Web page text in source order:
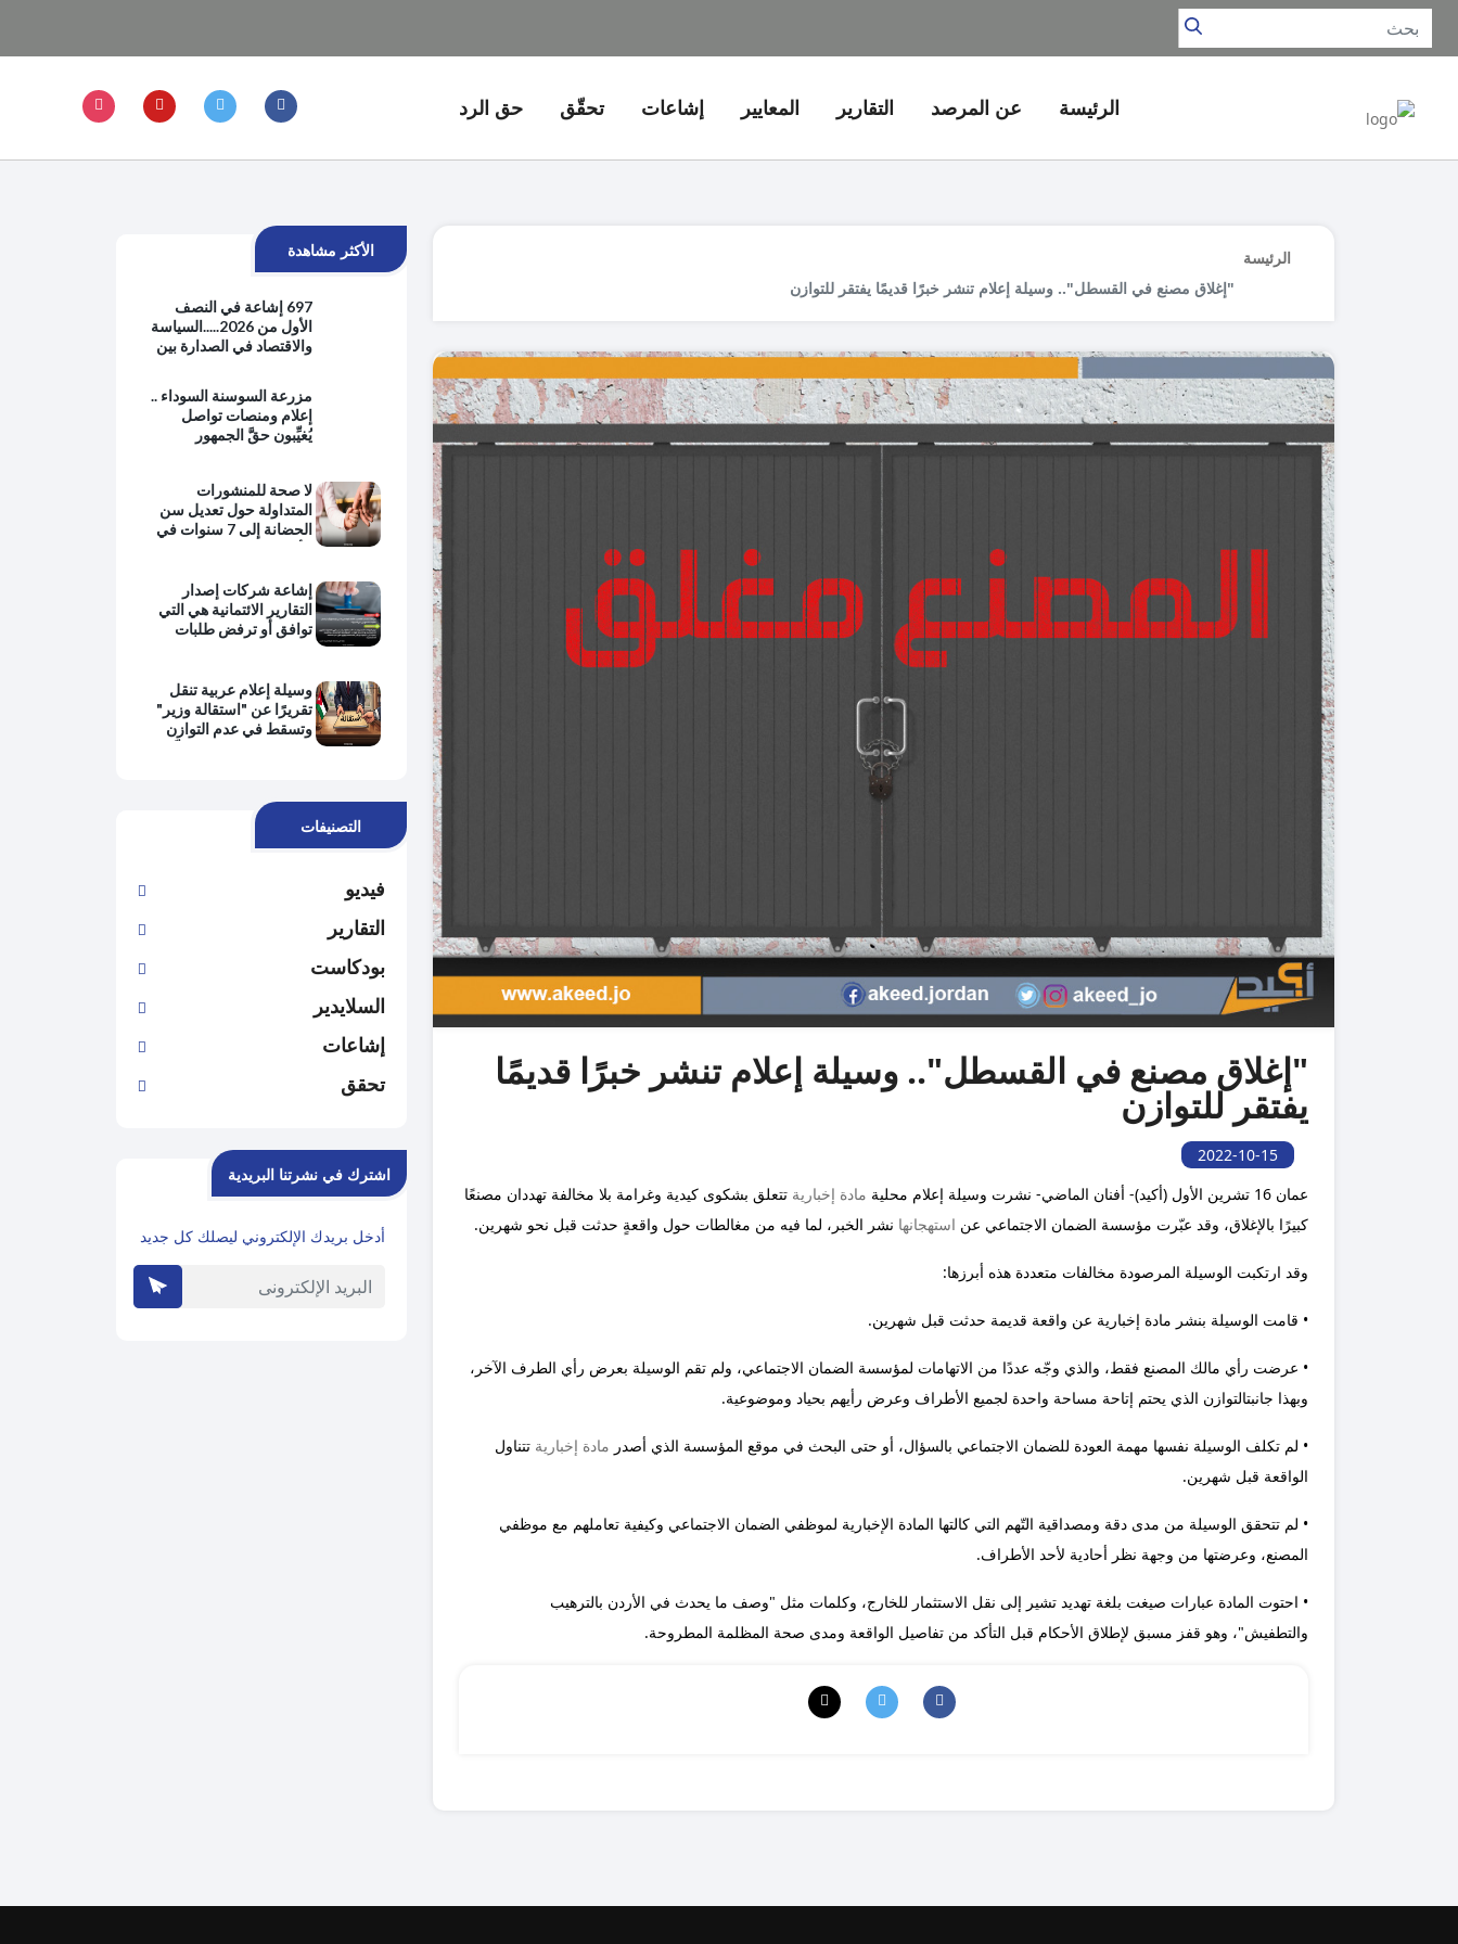
الرئيسة عن المرصد التقارير المعايير إشاعات تحقّق حق الرد
الرئيسة
"إغلاق مصنع في القسطل".. وسيلة إعلام تنشر خبرًا قديمًا يفتقر للتوازن
"إغلاق مصنع في القسطل".. وسيلة إعلام تنشر خبرًا قديمًا
يفتقر للتوازن
2022-10-15
عمان 16 تشرين الأول (أكيد)- أفنان الماضي- نشرت وسيلة إعلام محلية
مادة إخبارية تتعلق بشكوى كيدية وغرامة بلا مخالفة تهددان مصنعًا
كبيرًا بالإغلاق، وقد عبّرت مؤسسة الضمان الاجتماعي عن استهجانها نشر الخبر، لما فيه من مغالطات حول واقعةٍ حدثت قبل نحو شهرين.
وقد ارتكبت الوسيلة المرصودة مخالفات متعددة هذه أبرزها:
• قامت الوسيلة بنشر مادة إخبارية عن واقعة قديمة حدثت قبل شهرين.
• عرضت رأي مالك المصنع فقط، والذي وجّه عددًا من الاتهامات لمؤسسة الضمان الاجتماعي، ولم تقم الوسيلة بعرض رأي الطرف الآخر،
وبهذا جانبتالتوازن الذي يحتم إتاحة مساحة واحدة لجميع الأطراف وعرض رأيهم بحياد وموضوعية.
• لم تكلف الوسيلة نفسها مهمة العودة للضمان الاجتماعي بالسؤال، أو حتى البحث في موقع المؤسسة الذي أصدر مادة إخبارية تتناول
الواقعة قبل شهرين.
• لم تتحقق الوسيلة من مدى دقة ومصداقية التّهم التي كالتها المادة الإخبارية لموظفي الضمان الاجتماعي وكيفية تعاملهم مع موظفي
المصنع، وعرضتها من وجهة نظر أحادية لأحد الأطراف.
• احتوت المادة عبارات صيغت بلغة تهديد تشير إلى نقل الاستثمار للخارج، وكلمات مثل "وصف ما يحدث في الأردن بالترهيب
والتطفيش"، وهو قفز مسبق لإطلاق الأحكام قبل التأكد من تفاصيل الواقعة ومدى صحة المظلمة المطروحة.
الأكثر مشاهدة
697 إشاعة في النصف
الأول من 2026.....السياسة
والاقتصاد في الصدارة بين
والتوترات الإقليمية
مزرعة السوسنة السوداء ..
إعلام ومنصات تواصل
يُغيِّبون حقَّ الجمهور
وتطبيق القانون
لا صحة للمنشورات
المتداولة حول تعديل سن
الحضانة إلى 7 سنوات في
إشاعة شركات إصدار
التقارير الائتمانية هي التي
توافق أو ترفض طلبات
وسيلة إعلام عربية تنقل
تقريرًا عن "استقالة وزير"
وتسقط في عدم التوازن
التصنيفات
فيديو
التقارير
بودكاست
السلايدير
إشاعات
تحقق
اشترك في نشرتنا البريدية
أدخل بريدك الإلكتروني ليصلك كل جديد